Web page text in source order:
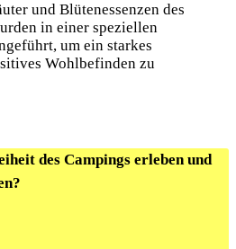
und Blütenessenzen des
in einer speziellen
um ein starkes
Wohlbefinden zu
des Campings erleben und